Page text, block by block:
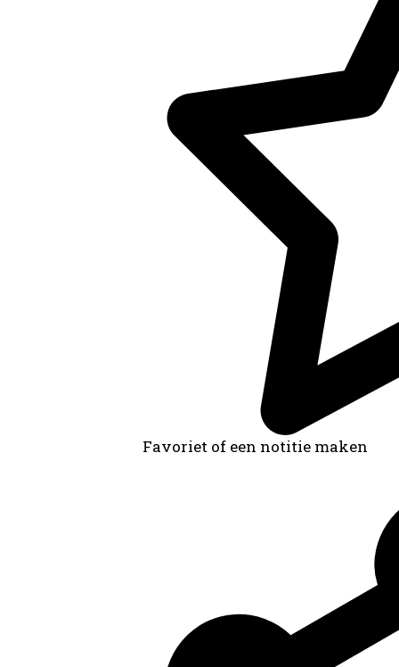
Favoriet of een notitie maken